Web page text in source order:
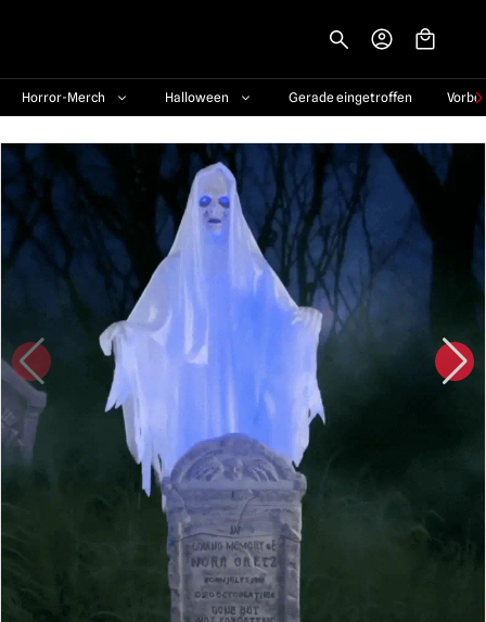
Horror-Merch Halloween Gerade eingetroffen